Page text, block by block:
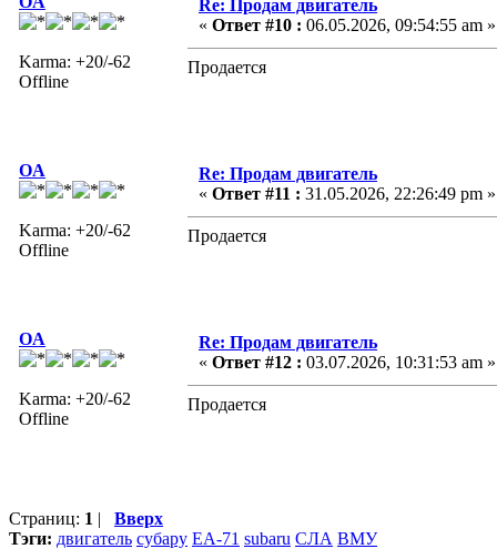
Karma: +20/-62
Offline
Re: Продам двигатель
« Ответ #10 : 06.05.2026, 09:54:55 am »
Продается
OA
Karma: +20/-62
Offline
Re: Продам двигатель
« Ответ #11 : 31.05.2026, 22:26:49 pm »
Продается
OA
Karma: +20/-62
Offline
Re: Продам двигатель
« Ответ #12 : 03.07.2026, 10:31:53 am »
Продается
Страниц: 1 | Вверх
Тэги: двигатель субару ЕА-71 subaru СЛА ВМУ